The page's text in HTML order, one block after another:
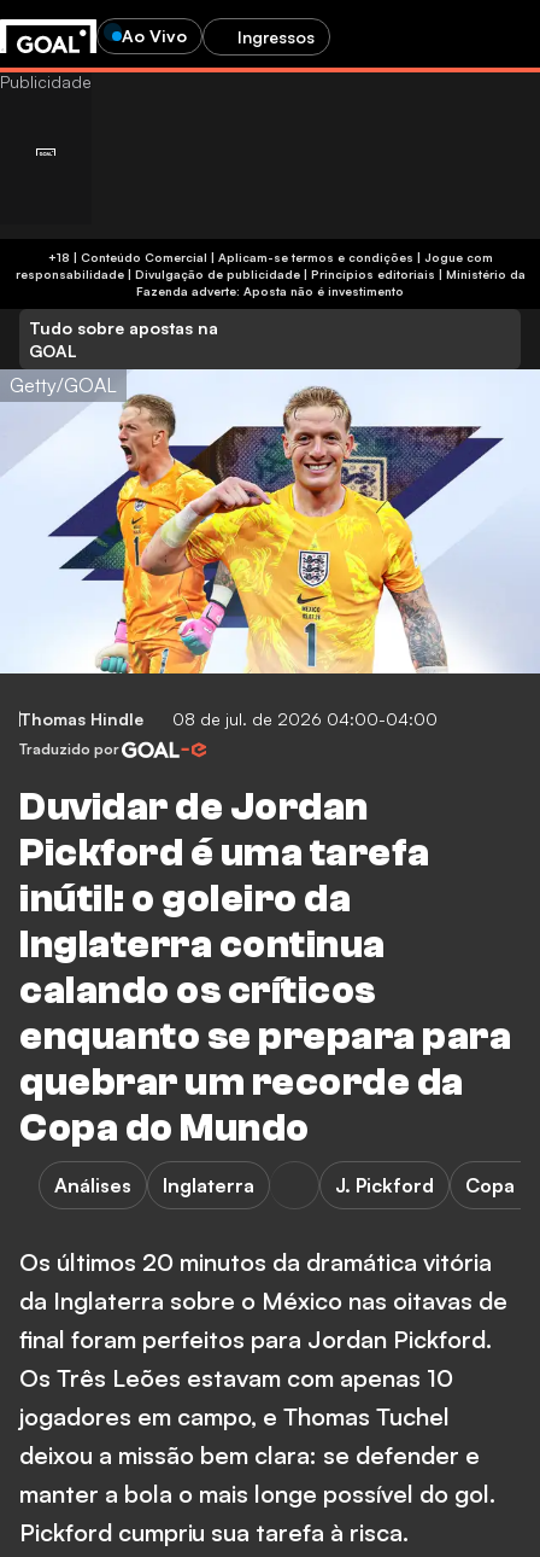
Ao Vivo Ingressos
+18 | Conteúdo Comercial | Aplicam-se termos e condições | Jogue com
responsabilidade| Divulgação de publicidade| Princípios editoriais | Ministério da
Fazenda adverte: Aposta não é investimento
Tudo sobre apostas na
GOAL
Getty/GOAL
Thomas Hindle 08 de jul. de 2026 04:00-04:00
Traduzido por
Duvidar de Jordan
Pickford é uma tarefa
inútil: o goleiro da
Inglaterra continua
calando os críticos
enquanto se prepara para
quebrar um recorde da
Copa do Mundo
Análises Inglaterra J. Pickford Copa
Os últimos 20 minutos da dramática vitória
da Inglaterra sobre o México nas oitavas de
final foram perfeitos para Jordan Pickford.
Os Três Leões estavam com apenas 10
jogadores em campo, e Thomas Tuchel
deixou a missão bem clara: se defender e
manter a bola o mais longe possível do gol.
Pickford cumpriu sua tarefa à risca.